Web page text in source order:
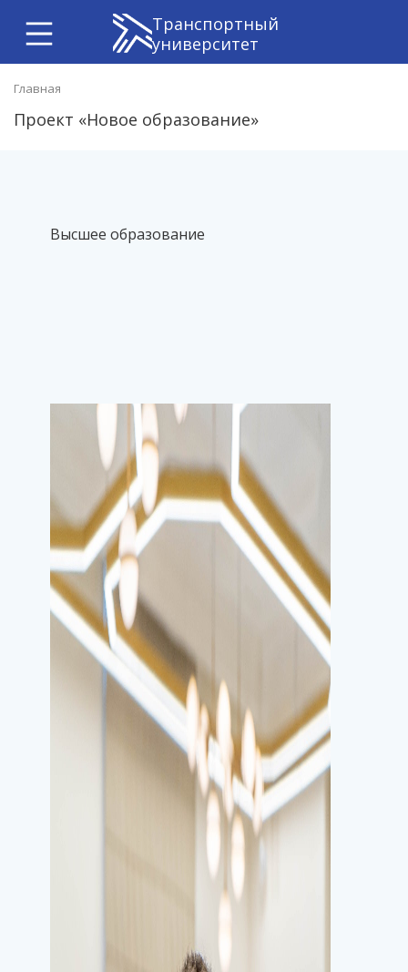
Транспортный
университет
Главная
Проект «Новое образование»
Высшее образование